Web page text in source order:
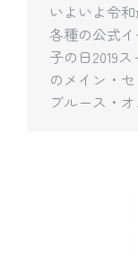
いよいよ令
各種の公式
子の日2019
のメイン・
ブルース・